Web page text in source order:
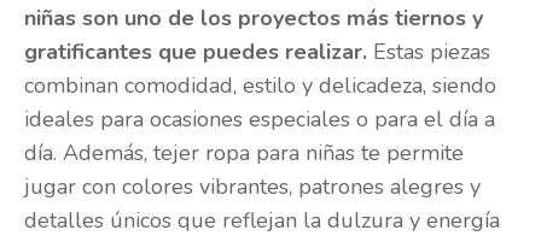
niñas son uno de los proyectos más tiernos y
gratificantes que puedes realizar. Estas piezas
combinan comodidad, estilo y delicadeza, siendo
ideales para ocasiones especiales o para el día a
día. Además, tejer ropa para niñas te permite
jugar con colores vibrantes, patrones alegres y
detalles únicos que reflejan la dulzura y energía